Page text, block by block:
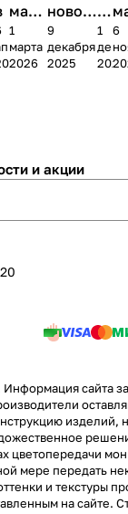
мага
зина
в
1
марта
2026
новог
о
магаз
9
декабря
2025
к
а
н
1
2025
г.
6
и акции
сайта
изделий,
цветопередачи
мере передать
и текстуры
на сайте.